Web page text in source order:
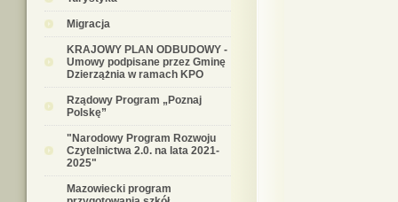
Migracja
KRAJOWY PLAN ODBUDOWY -
Umowy podpisane przez Gminę
Dzierzążnia w ramach KPO
Rządowy Program „Poznaj
Polskę”
"Narodowy Program Rozwoju
Czytelnictwa 2.0. na lata 2021-
2025"
Mazowiecki program